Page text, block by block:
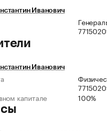
Иванович
Иванович
капитале
100%